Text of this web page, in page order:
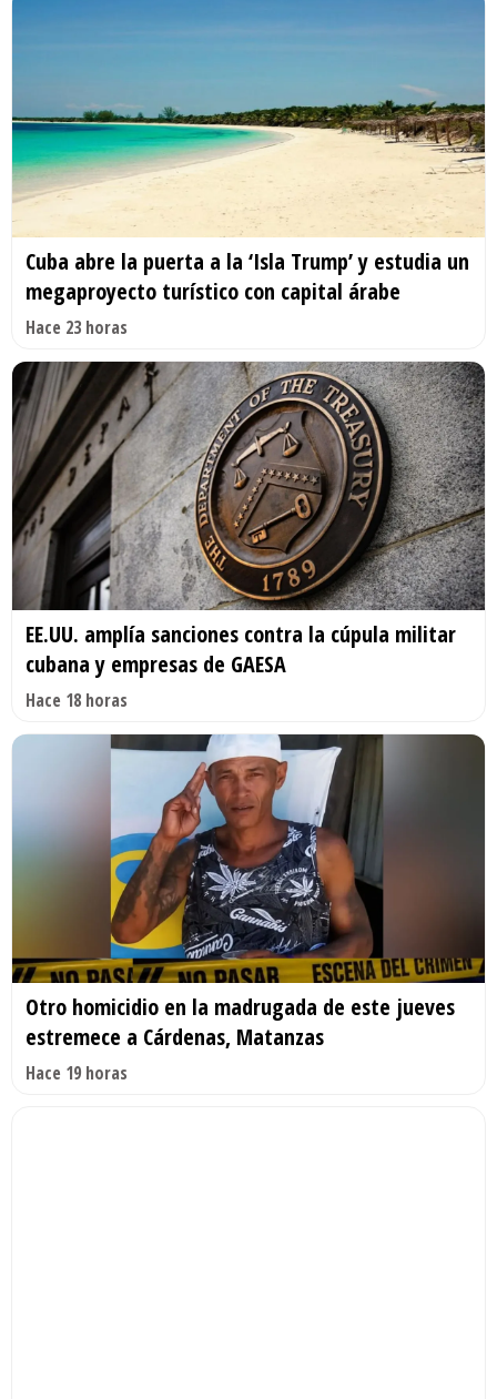
Cuba abre la puerta a la ‘Isla Trump’ y estudia un
megaproyecto turístico con capital árabe
Hace 23 horas
EE.UU. amplía sanciones contra la cúpula militar
cubana y empresas de GAESA
Hace 18 horas
Otro homicidio en la madrugada de este jueves
estremece a Cárdenas, Matanzas
Hace 19 horas